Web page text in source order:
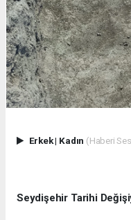
Erkek| Kadın (Haberi
Seydişehir Tarihi